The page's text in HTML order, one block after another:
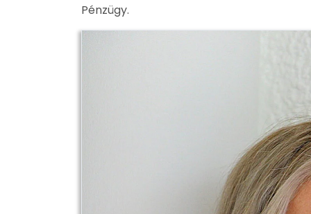
Pénzügy.